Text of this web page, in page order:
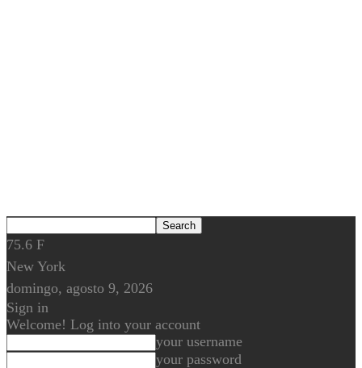
75.6 F
New York
domingo, agosto 9, 2026
Sign in
Welcome! Log into your account
your username
your password